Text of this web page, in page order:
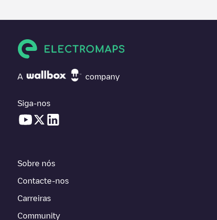
A company
Siga-nos
Sobre nós
Contacte-nos
Carreiras
Community